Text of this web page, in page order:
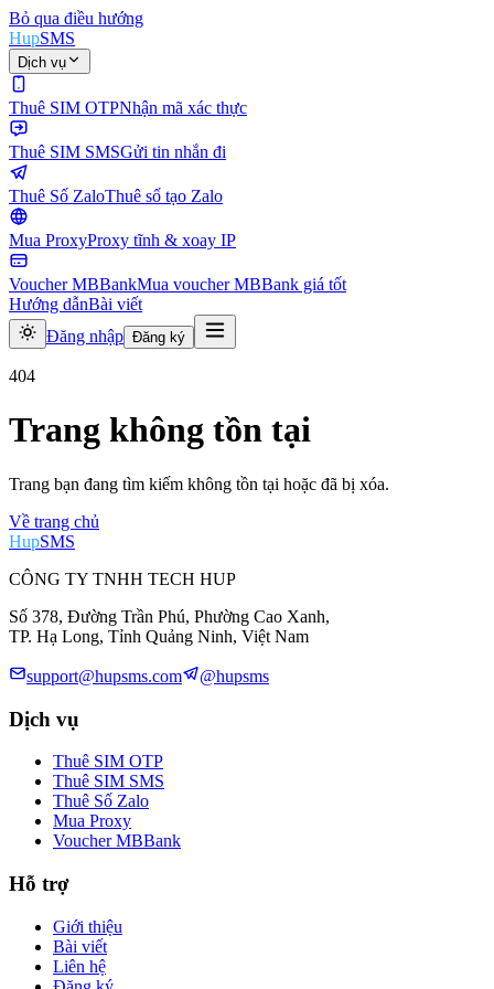
Bỏ qua điều hướng
HupSMS
Dịch vụ
Thuê SIM OTPNhận mã xác thực
Thuê SIM SMSGửi tin nhắn đi
Thuê Số ZaloThuê số tạo Zalo
Mua ProxyProxy tĩnh & xoay IP
Voucher MBBankMua voucher MBBank giá tốt
Hướng dẫnBài viết
Đăng nhập Đăng ký
404
Trang không tồn tại
Trang bạn đang tìm kiếm không tồn tại hoặc đã bị xóa.
Về trang chủ
HupSMS
CÔNG TY TNHH TECH HUP
Số 378, Đường Trần Phú, Phường Cao Xanh,
TP. Hạ Long, Tỉnh Quảng Ninh, Việt Nam
support@hupsms.com @hupsms
Dịch vụ
Thuê SIM OTP
Thuê SIM SMS
Thuê Số Zalo
Mua Proxy
Voucher MBBank
Hỗ trợ
Giới thiệu
Bài viết
Liên hệ